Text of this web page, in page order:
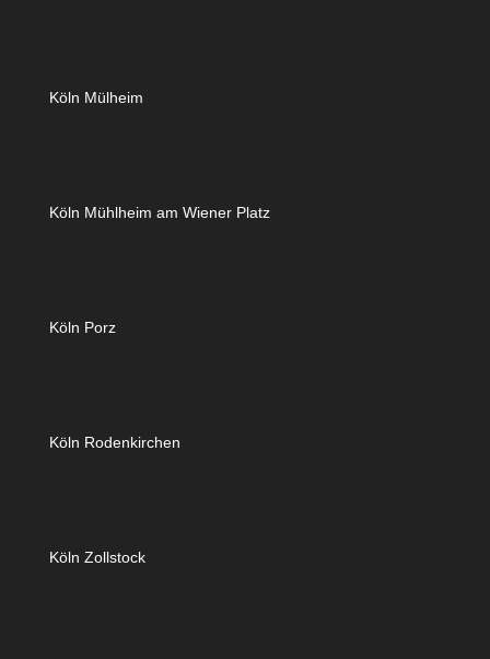
Köln Mülheim
Köln Mühlheim am Wiener Platz
Köln Porz
Köln Rodenkirchen
Köln Zollstock